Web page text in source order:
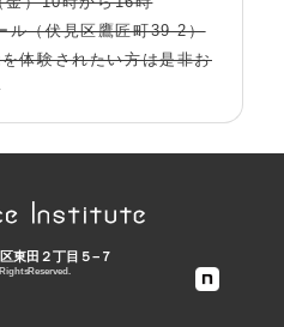
ル（伏見区鷹匠町39-2）
体験されたい方は是非お
東田２丁目５−７
Reserved.